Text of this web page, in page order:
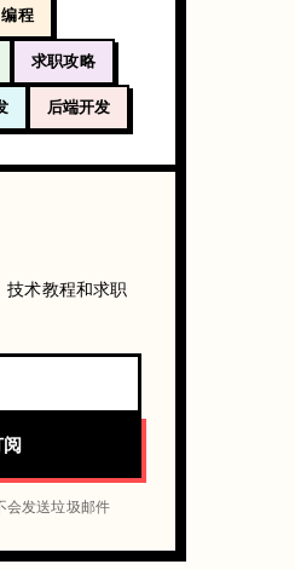
程
求职攻略
后端开发
技术教程和求职
会发送垃圾邮件